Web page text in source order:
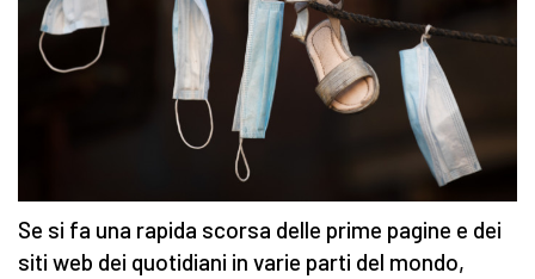
Se si fa una rapida scorsa delle prime pagine e dei
siti web dei quotidiani in varie parti del mondo,